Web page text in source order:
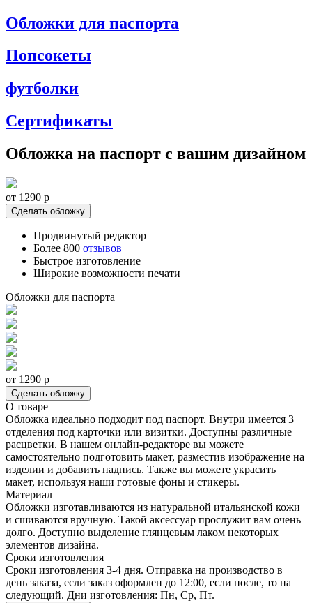
Обложки для паспорта
Попсокеты
футболки
Сертификаты
Обложка на паспорт с вашим дизайном
от 1290 p
Сделать обложку
Продвинутый редактор
Более 800 отзывов
Быстрое изготовление
Широкие возможности печати
Обложки для паспорта
от 1290 p
Сделать обложку
О товаре
Обложка идеально подходит под паспорт. Внутри имеется 3
отделения под карточки или визитки. Доступны различные
расцветки. В нашем онлайн-редакторе вы можете
самостоятельно подготовить макет, разместив изображение на
изделии и добавить надпись. Также вы можете украсить
макет, используя наши готовые фоны и стикеры.
Материал
Обложки изготавливаются из натуральной итальянской кожи
и сшиваются вручную. Такой аксессуар прослужит вам очень
долго. Доступно выделение глянцевым лаком некоторых
элементов дизайна.
Сроки изготовления
Сроки изготовления 3-4 дня. Отправка на производство в
день заказа, если заказ оформлен до 12:00, если после, то на
следующий. Дни изготовления: Пн, Ср, Пт.